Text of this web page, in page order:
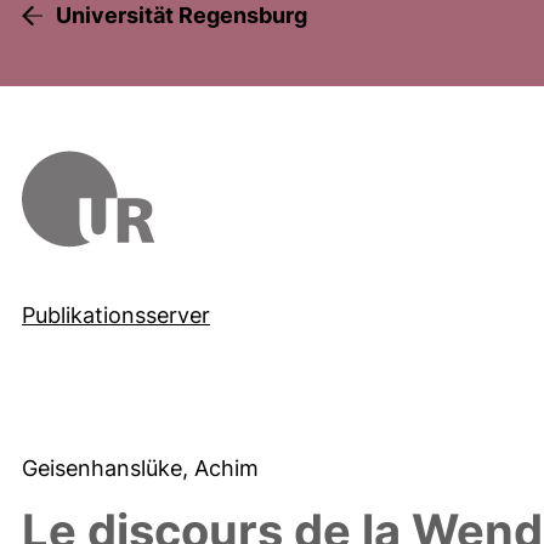
Universität Regensburg
Publikationsserver
Geisenhanslüke, Achim
Le discours de la